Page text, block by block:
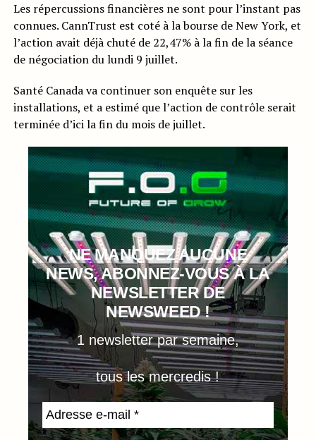
Les répercussions financières ne sont pour l’instant pas
connues. CannTrust est coté à la bourse de New York, et
l’action avait déjà chuté de 22,47% à la fin de la séance
de négociation du lundi 9 juillet.
Santé Canada va continuer son enquête sur les
installations, et a estimé que l’action de contrôle serait
terminée d’ici la fin du mois de juillet.
NE MANQUEZ AUCUNE
NEWS, ABONNEZ-VOUS À LA
NEWSLETTER DE
NEWSWEED !
1 newsletter par semaine,
tous les mercredis !